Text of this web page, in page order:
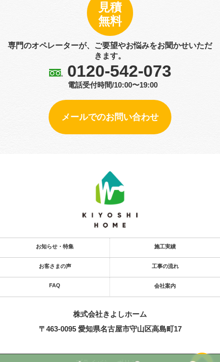
見積
無料
専門のオペレーターが、ご要望やお悩みをお聞かせいただ
きます。
0120-542-073
電話受付時間/10:00〜19:00
メールでのお問い合わせ
お知らせ・特集 施工実績
お客さまの声 工事の流れ
FAQ 会社案内
株式会社きよし​ホーム
〒463-0095 愛知県名古屋市守山区高島町17